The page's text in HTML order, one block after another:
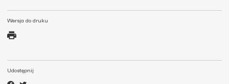
Wersja do druku
Udostępnij